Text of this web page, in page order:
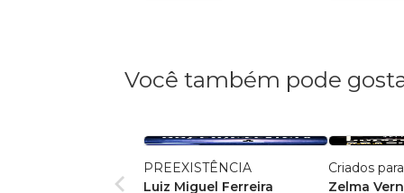
Você também pode
PREEXISTÊNCIA
Luiz Miguel Ferreira
Criados
Zelma